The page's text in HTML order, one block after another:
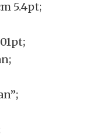
5.4pt;